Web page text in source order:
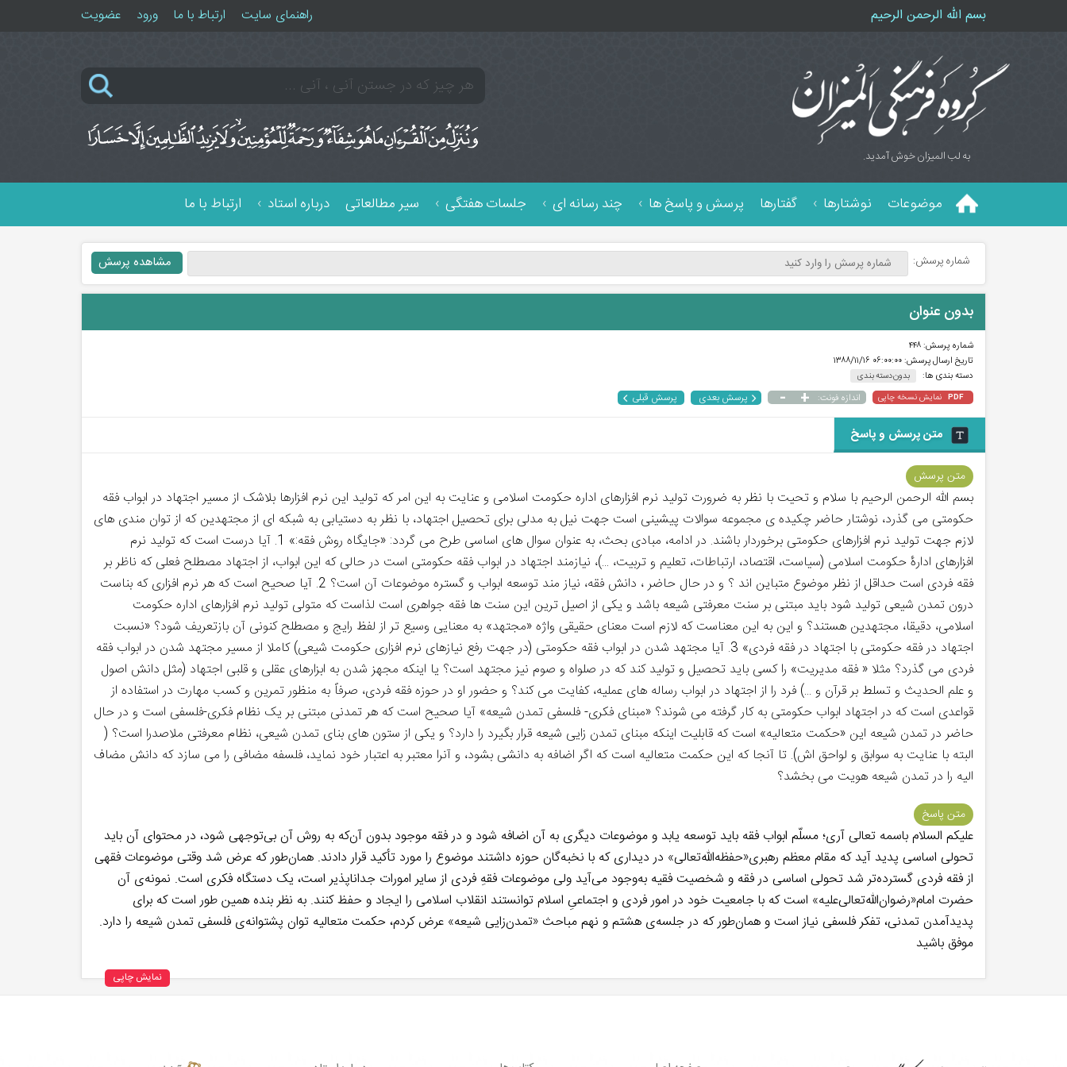
بسم الله الرحمن الرحیم راهنمای سایت ارتباط با ما ورود عضویت
به لب المیزان خوش آمدید.
موضوعات نوشتارها گفتارها پرسش و پاسخ ها چند رسانه ای جلسات هفتگی سیر مطالعاتی درباره استاد ارتباط با ما
شماره پرسش:
بدون عنوان
شماره پرسش:۴۴۸
تاریخ ارسال پرسش:۰۶:۰۰:۰۰ ۱۳۸۸/۱۱/۱۶
دسته بندی ها:
بدون دسته بندی
PDF نمایش نسخه چاپی اندازه فونت: +
- پرسش بعدی پرسش قبلی
متن پرسش و پاسخ
متن پرسش
بسم الله الرحمن الرحیم با سلام و تحیت با نظر به ضرورت تولید نرم افزارهای اداره حکومت اسلامی و عنایت به این امر که تولید این نرم افزارها بلاشک از مسیر اجتهاد در ابواب فقه
حکومتی می گذرد، نوشتار حاضر چکیده ی مجموعه سوالات پیشینی است جهت نیل به مدلی برای تحصیل اجتهاد، با نظر به دستیابی به شبکه ای از مجتهدین که از توان مندی های
لازم جهت تولید نرم افزارهای حکومتی برخوردار باشند. در ادامه، مبادی بحث، به عنوان سوال های اساسی طرح می گردد: «جایگاه روش فقه:» 1. آیا درست است که تولید نرم
افزارهای ادارۀ حکومت اسلامی (سیاست، اقتصاد، ارتباطات، تعلیم و تربیت، ...)، نیازمند اجتهاد در ابواب فقه حکومتی است در حالی که این ابواب، از اجتهاد مصطلح فعلی که ناظر بر
فقه فردی است حداقل از نظر موضوع متباین اند ؟ و در حال حاضر ، دانش فقه، نیاز مند توسعه ابواب و گستره موضوعات آن است؟ 2. آیا صحیح است که هر نرم افزاری که بناست
درون تمدن شیعی تولید شود باید مبتنی بر سنت معرفتی شیعه باشد و یکی از اصیل ترین این سنت ها فقه جواهری است لذاست که متولی تولید نرم افزارهای اداره حکومت
اسلامی، دقیقا، مجتهدین هستند؟ و این به این معناست که لازم است معنای حقیقی واژه «مجتهد» به معنایی وسیع تر از لفظ رایج و مصطلح کنونی آن بازتعریف شود؟ «نسبت
اجتهاد در فقه حکومتی با اجتهاد در فقه فردی» 3. آیا مجتهد شدن در ابواب فقه حکومتی (در جهت رفع نیازهای نرم افزاری حکومت شیعی) کاملا از مسیر مجتهد شدن در ابواب فقه
فردی می گذرد؟ مثلا « فقه مدیریت» را کسی باید تحصیل و تولید کند که در صلواه و صوم نیز مجتهد است؟ یا اینکه مجهز شدن به ابزارهای عقلی و قلبی اجتهاد (مثل دانش اصول
و علم الحدیث و تسلط بر قرآن و ...) فرد را از اجتهاد در ابواب رساله های عملیه، کفایت می کند؟ و حضور او در حوزه فقه فردی، صرفاً به منظور تمرین و کسب مهارت در استفاده از
قواعدی است که در اجتهاد ابواب حکومتی به کار گرفته می شوند؟ «مبنای فکری- فلسفی تمدن شیعه» آیا صحیح است که هر تمدنی مبتنی بر یک نظام فکری-فلسفی است و در حال
حاضر در تمدن شیعه این «حکمت متعالیه» است که قابلیت اینکه مبنای تمدن زایی شیعه قرار بگیرد را دارد؟ و یکی از ستون های بنای تمدن شیعی، نظام معرفتی ملاصدرا است؟ (
البته با عنایت به سوابق و لواحق اش). تا آنجا که این حکمت متعالیه است که اگر اضافه به دانشی بشود، و آنرا معتبر به اعتبار خود نماید، فلسفه مضافی را می سازد که دانش مضاف
الیه را در تمدن شیعه هویت می بخشد؟
متن پاسخ
علیکم السلام باسمه تعالی آری؛ مسلّم ابواب فقه باید توسعه یابد و موضوعات دیگری به آن اضافه شود و در فقه موجود بدون آن‌که به روش آن بی‌توجهی شود، در محتوای آن باید
تحولی اساسی پدید آید که مقام معظم رهبری«حفظه‌الله‌تعالی» در دیداری که با نخبه‌گان حوزه داشتند موضوع را مورد تأکید قرار دادند. همان‌طور که عرض شد وقتی موضوعات فقهی
از فقه فردی گسترده‌تر شد تحولی اساسی در فقه و شخصیت فقیه به‌وجود می‌آید ولی موضوعات فقهِ فردی از سایر امورات جداناپذیر است، یک دستگاه فکری است. نمونه‌ی آن
حضرت امام«رضوان‌الله‌تعالی‌علیه» است که با جامعیت خود در امور فردی و اجتماعیِ اسلام توانستند انقلاب اسلامی را ایجاد و حفظ کنند. به نظر بنده همین طور است که برای
پدیدآمدن تمدنی، تفکر فلسفی نیاز است و همان‌طور که در جلسه‌ی هشتم و نهم مباحث «تمدن‌زایی شیعه» عرض کردم، حکمت متعالیه توان پشتوانه‌ی فلسفی تمدن شیعه را دارد.
موفق باشید
نمایش چاپی